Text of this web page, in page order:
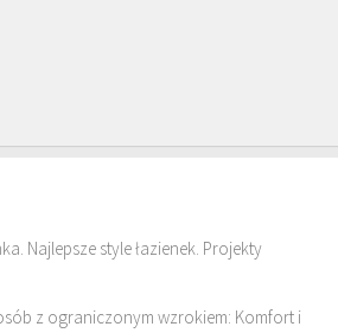
Najlepsze style łazienek. Projekty
z ograniczonym wzrokiem: Komfort i